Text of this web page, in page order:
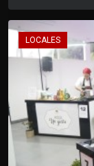
LOCALES